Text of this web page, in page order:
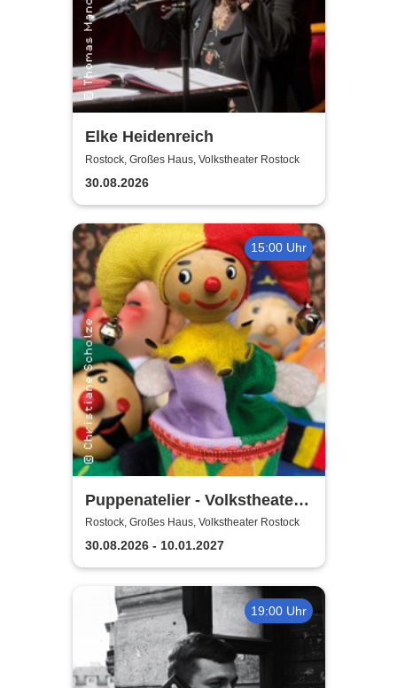
Elke Heidenreich
Rostock, Großes Haus, Volkstheater Rostock
30.08.2026
15:00 Uhr
Puppenatelier - Volkstheater
Rostock
Rostock, Großes Haus, Volkstheater Rostock
30.08.2026 - 10.01.2027
19:00 Uhr